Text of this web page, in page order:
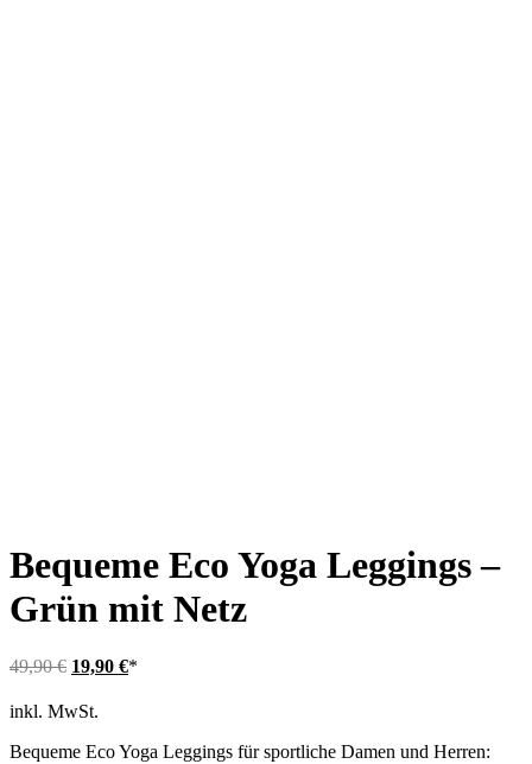
Bequeme Eco Yoga Leggings –
Grün mit Netz
49,90€ Ursprünglicher
war:
19,90 €Aktueller
*
inkl. MwSt.
Bequeme Eco Yoga Leggings für sportliche Damen und Herren: